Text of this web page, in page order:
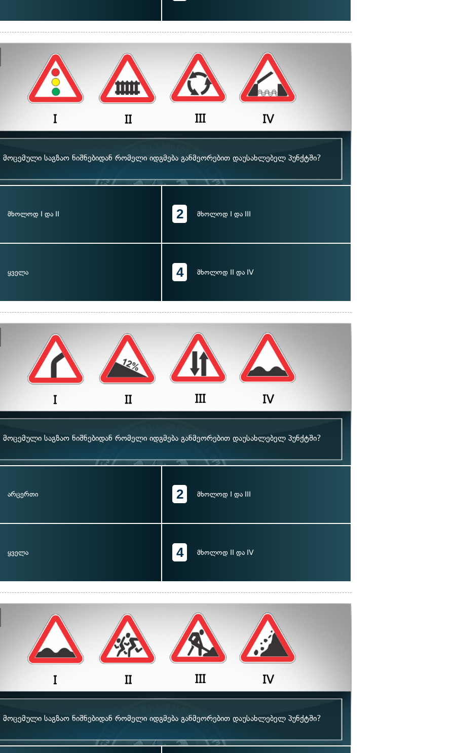
მოცემული საგზაო ნიშნებიდან რომელი იდგმება განმეორებით დაუსახლებელ პუნქტში?
მხოლოდ I და II 2 მხოლოდ I და III
ყველა 4 მხოლოდ II და IV
მოცემული საგზაო ნიშნებიდან რომელი იდგმება განმეორებით დაუსახლებელ პუნქტში?
არცერთი 2 მხოლოდ I და III
ყველა 4 მხოლოდ II და IV
მოცემული საგზაო ნიშნებიდან რომელი იდგმება განმეორებით დაუსახლებელ პუნქტში?